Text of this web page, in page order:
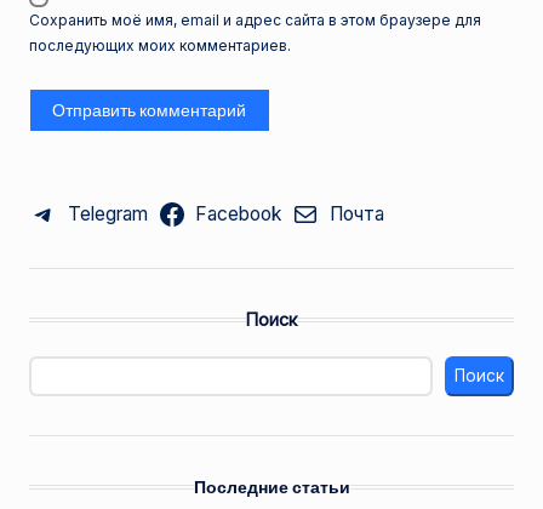
Сохранить моё имя, email и адрес сайта в этом браузере для
последующих моих комментариев.
Telegram Facebook Почта
Поиск
Поиск
Последние статьи